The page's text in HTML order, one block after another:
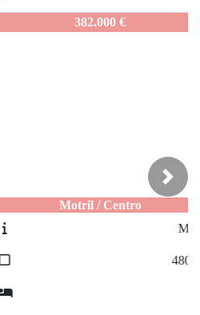
/ Centro
Next